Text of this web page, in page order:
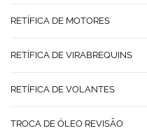
RETÍFICA DE MOTORES
RETÍFICA DE VIRABREQUINS
RETÍFICA DE VOLANTES
TROCA DE ÓLEO REVISÃO